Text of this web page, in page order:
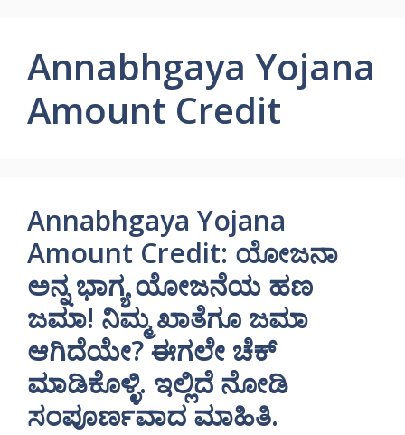
Annabhgaya Yojana
Amount Credit
Annabhgaya Yojana
Amount Credit: ಯೋಜನಾ
ಅನ್ನ ಭಾಗ್ಯ ಯೋಜನೆಯ ಹಣ
ಜಮಾ! ನಿಮ್ಮ ಖಾತೆಗೂ ಜಮಾ
ಆಗಿದೆಯೇ? ಈಗಲೇ ಚೆಕ್
ಮಾಡಿಕೊಳ್ಳಿ. ಇಲ್ಲಿದೆ ನೋಡಿ
ಸಂಪೂರ್ಣವಾದ ಮಾಹಿತಿ.